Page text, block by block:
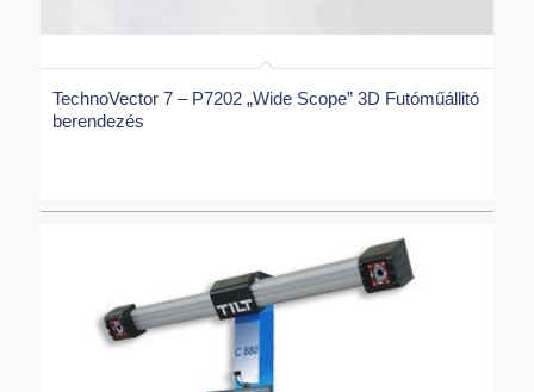
TechnoVector 7 – P7202 „Wide Scope” 3D Futóműállitó
berendezés